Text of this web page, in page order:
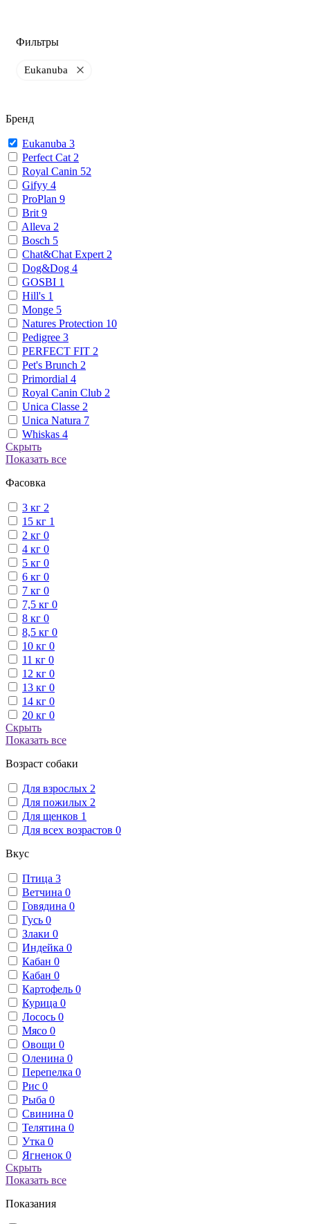
Фильтры
Eukanuba
Бренд
Eukanuba 3
Perfect Cat 2
Royal Canin 52
Gifyy 4
ProPlan 9
Brit 9
Alleva 2
Bosch 5
Chat&Chat Expert 2
Dog&Dog 4
GOSBI 1
Hill's 1
Monge 5
Natures Protection 10
Pedigree 3
PERFECT FIT 2
Pet's Brunch 2
Primordial 4
Royal Canin Club 2
Unica Classe 2
Unica Natura 7
Whiskas 4
Скрыть
Показать все
Фасовка
3 кг 2
15 кг 1
2 кг 0
4 кг 0
5 кг 0
6 кг 0
7 кг 0
7,5 кг 0
8 кг 0
8,5 кг 0
10 кг 0
11 кг 0
12 кг 0
13 кг 0
14 кг 0
20 кг 0
Скрыть
Показать все
Возраст собаки
Для взрослых 2
Для пожилых 2
Для щенков 1
Для всех возрастов 0
Вкус
Птица 3
Ветчина 0
Говядина 0
Гусь 0
Злаки 0
Индейка 0
Кабан 0
Кабан 0
Картофель 0
Курица 0
Лосось 0
Мясо 0
Овощи 0
Оленина 0
Перепелка 0
Рис 0
Рыба 0
Свинина 0
Телятина 0
Утка 0
Ягненок 0
Скрыть
Показать все
Показания